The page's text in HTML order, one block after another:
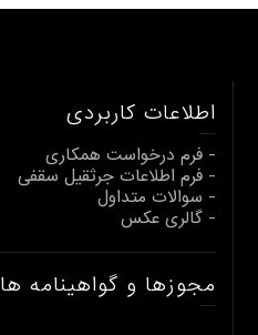
اطلاعات کاربردی
- فرم درخواست همکاری
- فرم اطلاعات جرثقیل سقفی
- سوالات متداول
- گالری عکس
مجوزها و گواهینامه ها